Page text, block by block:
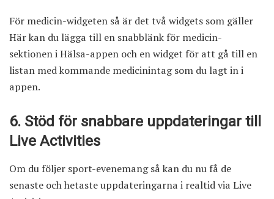
För medicin-widgeten så är det två widgets som gäller
Här kan du lägga till en snabblänk för medicin-
sektionen i Hälsa-appen och en widget för att gå till en
listan med kommande medicinintag som du lagt in i
appen.
6. Stöd för snabbare uppdateringar till
Live Activities
Om du följer sport-evenemang så kan du nu få de
senaste och hetaste uppdateringarna i realtid via Live